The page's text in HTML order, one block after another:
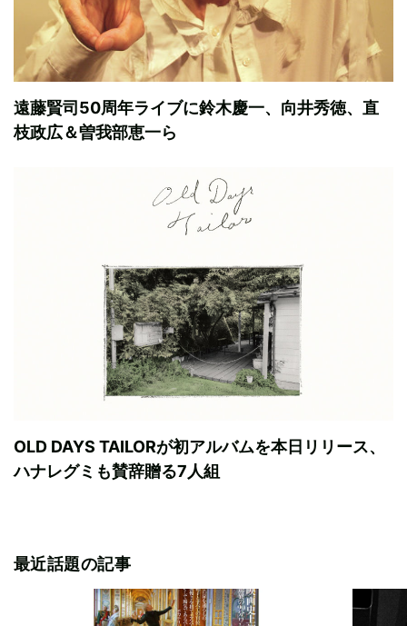
遠藤賢司50周年ライブに鈴木慶一、向井秀徳、直
枝政広＆曽我部恵一ら
OLD DAYS TAILORが初アルバムを本日リリース、
ハナレグミも賛辞贈る7人組
最近話題の記事